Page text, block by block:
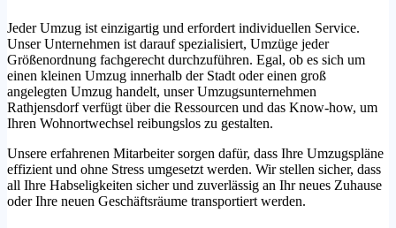
Jeder Umzug ist einzigartig und erfordert individuellen Service.
Unser Unternehmen ist darauf spezialisiert, Umzüge jeder
Größenordnung fachgerecht durchzuführen. Egal, ob es sich um
einen kleinen Umzug innerhalb der Stadt oder einen groß
angelegten Umzug handelt, unser Umzugsunternehmen
Rathjensdorf verfügt über die Ressourcen und das Know-how, um
Ihren Wohnortwechsel reibungslos zu gestalten.
Unsere erfahrenen Mitarbeiter sorgen dafür, dass Ihre Umzugspläne
effizient und ohne Stress umgesetzt werden. Wir stellen sicher, dass
all Ihre Habseligkeiten sicher und zuverlässig an Ihr neues Zuhause
oder Ihre neuen Geschäftsräume transportiert werden.